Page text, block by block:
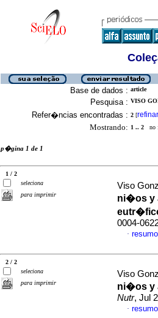
Base de dados : article
Pesquisa : VISO
Refer�ncias encontradas : 2 [refinar
Mostrando: 1 .. 2 no
p�gina 1 de 1
1 / 2
seleciona
para imprimir
Viso
ni�os y
0004-
·
2 / 2
seleciona
para imprimir
Viso
ni�os y
Nutr, Jul
·